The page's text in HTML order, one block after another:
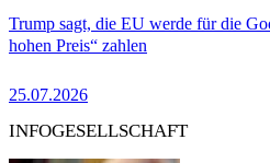
Trump sagt, die EU werde für die
hohen Preis“ zahlen
25.07.2026
INFOGESELLSCHAFT